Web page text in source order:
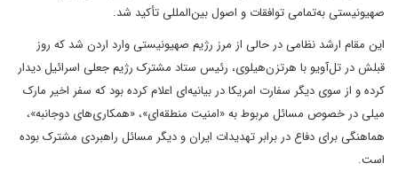
صهیونیستی به‌تمامی توافقات و اصول بین‌المللی تأکید شد.
این مقام ارشد نظامی در حالی از مرز رژیم صهیونیستی وارد اردن شد که روز
قبلش در تل‌آویو با هرتزن‌هیلوی، رئیس ستاد مشترک رژیم جعلی اسرائیل دیدار
کرده و از سوی دیگر سفارت امریکا در بیانیه‌ای اعلام کرده بود که سفر اخیر مارک
میلی در خصوص مسائل مربوط به «امنیت منطقه‌ای»، «همکاری‌های دوجانبه»،
هماهنگی برای دفاع در برابر تهدیدات ایران و دیگر مسائل راهبردی مشترک بوده
است.